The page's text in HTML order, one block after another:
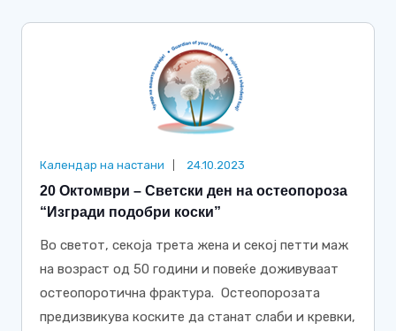
Календар на настани 24.10.2023
20 Октомври – Светски ден на oстеопорoза
“Изгради подобри коски”
Во светот, секоја трета жена и секој петти маж
на возраст од 50 години и повеќе доживуваат
остеопоротична фрактура. Остеопорозата
предизвикува коските да станат слаби и кревки,